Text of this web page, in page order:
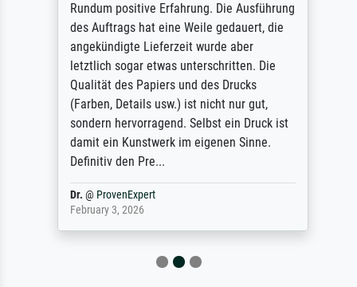
Rundum positive Erfahrung. Die Ausführung
des Auftrags hat eine Weile gedauert, die
angekündigte Lieferzeit wurde aber
letztlich sogar etwas unterschritten. Die
Qualität des Papiers und des Drucks
(Farben, Details usw.) ist nicht nur gut,
sondern hervorragend. Selbst ein Druck ist
damit ein Kunstwerk im eigenen Sinne.
Definitiv den Pre...
Dr.@ProvenExpert
February 3, 2026